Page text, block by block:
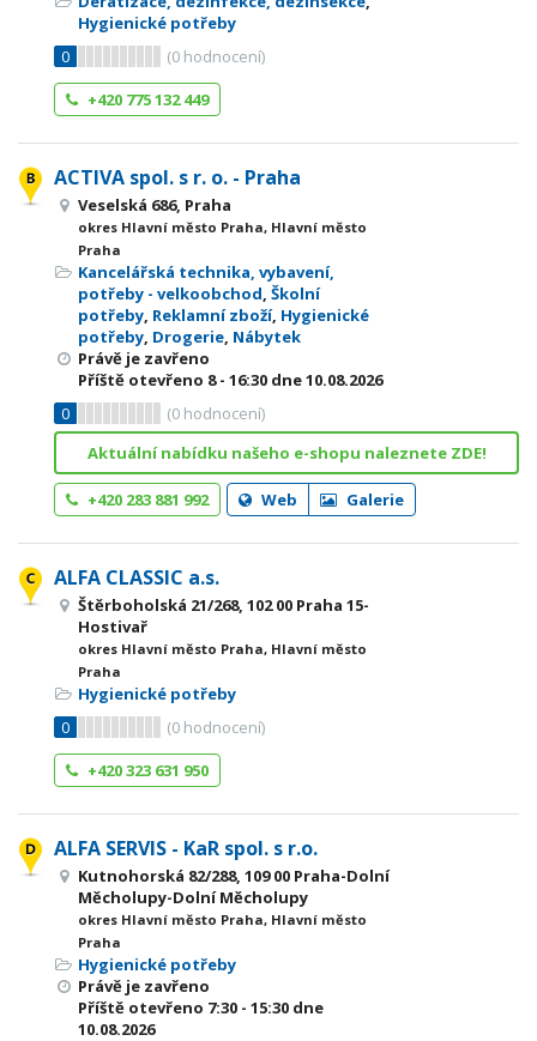
Hygienické potřeby
0
(0 hodnocení)
+420 775 132 449
ACTIVA spol. s r. o. - Praha
Veselská 686, Praha
okres Hlavní město Praha, Hlavní město
Praha
Kancelářská technika, vybavení,
potřeby - velkoobchod, Školní
potřeby, Reklamní zboží, Hygienické
potřeby, Drogerie, Nábytek
Právě je zavřeno
Příště otevřeno 8 - 16:30 dne 10.08.2026
0
(0 hodnocení)
Aktuální nabídku našeho e-shopu naleznete ZDE!
+420 283 881 992 Web Galerie
ALFA CLASSIC a.s.
Štěrboholská 21/268, 102 00 Praha 15-
Hostivař
okres Hlavní město Praha, Hlavní město
Praha
Hygienické potřeby
0
(0 hodnocení)
+420 323 631 950
ALFA SERVIS - KaR spol. s r.o.
Kutnohorská 82/288, 109 00 Praha-Dolní
Měcholupy-Dolní Měcholupy
okres Hlavní město Praha, Hlavní město
Praha
Hygienické potřeby
Právě je zavřeno
Příště otevřeno 7:30 - 15:30 dne
10.08.2026